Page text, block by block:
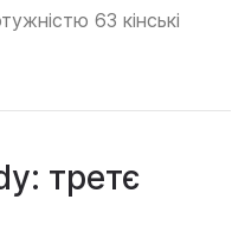
63 кінські
третє